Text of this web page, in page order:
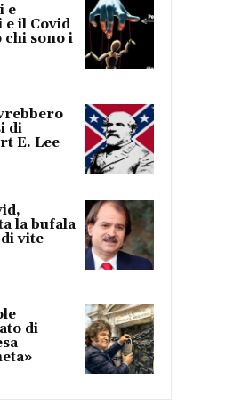
e
il Covid
chi sono i
di
E. Lee
la bufala
vite
di